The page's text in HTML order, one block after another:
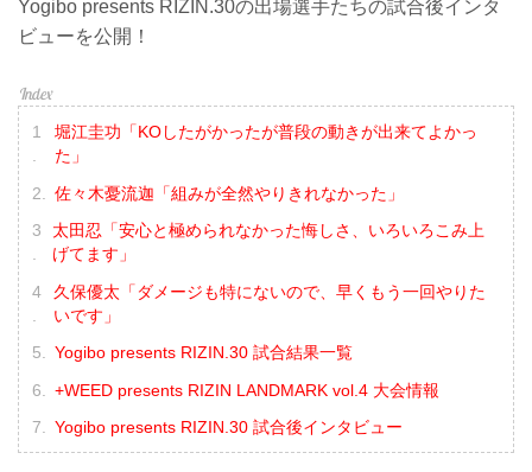
Yogibo presents RIZIN.30の出場選手たちの試合後インタ
ビューを公開！
堀江圭功「KOしたがかったが普段の動きが出来てよかっ
た」
佐々木憂流迦「組みが全然やりきれなかった」
太田忍「安心と極められなかった悔しさ、いろいろこみ上
げてます」
久保優太「ダメージも特にないので、早くもう一回やりた
いです」
Yogibo presents RIZIN.30 試合結果一覧
+WEED presents RIZIN LANDMARK vol.4 大会情報
Yogibo presents RIZIN.30 試合後インタビュー